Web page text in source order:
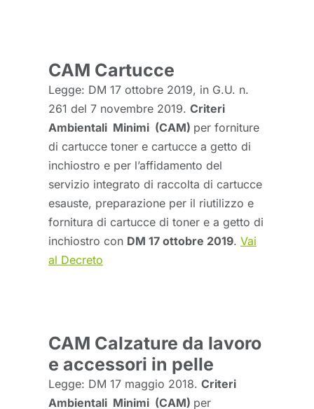
CAM Cartucce
Legge: DM 17 ottobre 2019, in G.U. n.
261 del 7 novembre 2019. Criteri
Ambientali Minimi (CAM) per forniture
di cartucce toner e cartucce a getto di
inchiostro e per l’affidamento del
servizio integrato di raccolta di cartucce
esauste, preparazione per il riutilizzo e
fornitura di cartucce di toner e a getto di
inchiostro con DM 17 ottobre 2019. Vai
al Decreto
CAM Calzature da lavoro
e accessori in pelle
Legge: DM 17 maggio 2018. Criteri
Ambientali Minimi (CAM) per